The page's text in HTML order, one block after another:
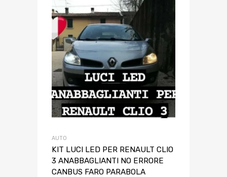
AUTO
KIT LUCI LED PER RENAULT CLIO
3 ANABBAGLIANTI NO ERRORE
CANBUS FARO PARABOLA